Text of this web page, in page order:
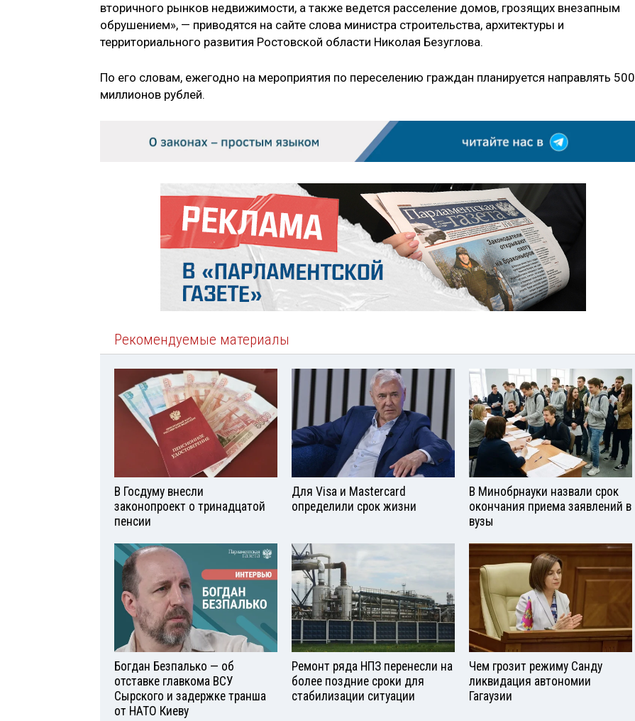
вторичного рынков недвижимости, а также ведется расселение домов, грозящих внезапным
обрушением», — приводятся на сайте слова министра строительства, архитектуры и
территориального развития Ростовской области Николая Безуглова.
По его словам, ежегодно на мероприятия по переселению граждан планируется направлять 500
миллионов рублей.
Рекомендуемые материалы
В Госдуму внесли
законопроект о тринадцатой
пенсии
Для Visа и Mastercard
определили срок жизни
В Минобрнауки назвали срок
окончания приема заявлений в
вузы
Богдан Безпалько — об
отставке главкома ВСУ
Сырского и задержке транша
от НАТО Киеву
Ремонт ряда НПЗ перенесли на
более поздние сроки для
стабилизации ситуации
Чем грозит режиму Санду
ликвидация автономии
Гагаузии